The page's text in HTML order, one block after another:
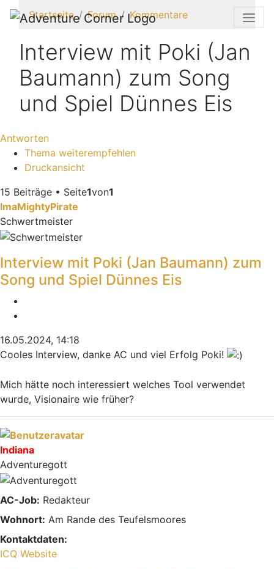
Startseite Forum Kommentare
Interview mit Poki (Jan
Baumann) zum Song
und Spiel Dünnes Eis
Antworten
Thema weiterempfehlen
Druckansicht
15 Beiträge • Seite1von1
ImaMightyPirate
Schwertmeister
Interview mit Poki (Jan Baumann) zum
Song und Spiel Dünnes Eis
16.05.2024, 14:18
Cooles Interview, danke AC und viel Erfolg Poki!
Mich hätte noch interessiert welches Tool verwendet
wurde, Visionaire wie früher?
Nach oben
Indiana
Adventuregott
AC-Job: Redakteur
Wohnort: Am Rande des Teufelsmoores
Kontaktdaten:
Kontaktdaten von Indiana
ICQ Website